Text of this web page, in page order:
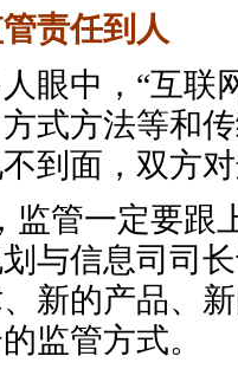
责任到人
中，“互联
式方法等和
到面，双方
管一定要跟
与信息司司
新的产品、
监管方式。